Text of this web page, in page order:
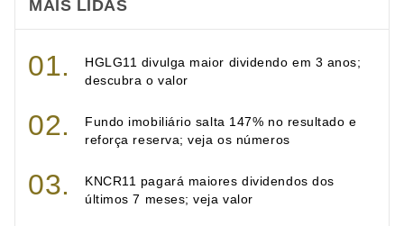
MAIS LIDAS
HGLG11 divulga maior dividendo em 3 anos;
descubra o valor
Fundo imobiliário salta 147% no resultado e
reforça reserva; veja os números
KNCR11 pagará maiores dividendos dos
últimos 7 meses; veja valor